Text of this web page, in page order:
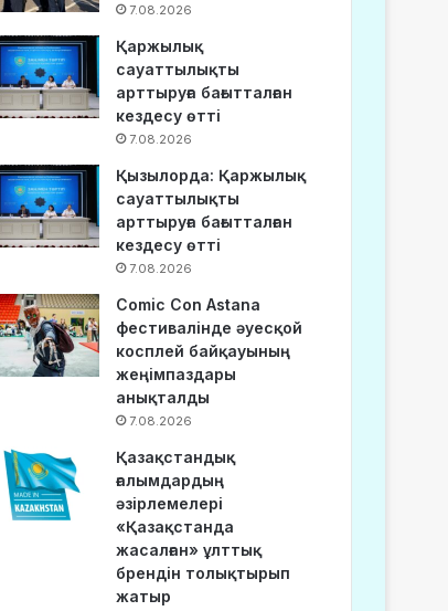
7.08.2026
Қаржылық
сауаттылықты
арттыруға бағытталған
кездесу өтті
7.08.2026
Қызылорда: Қаржылық
сауаттылықты
арттыруға бағытталған
кездесу өтті
7.08.2026
Comic Con Astana
фестивалінде әуесқой
косплей байқауының
жеңімпаздары
анықталды
7.08.2026
Қазақстандық
ғалымдардың
әзірлемелері
«Қазақстанда
жасалған» ұлттық
брендін толықтырып
жатыр